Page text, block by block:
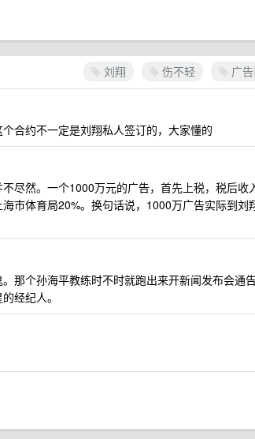
刘翔 伤不轻 广
合约不一定是刘翔私人签订的，大家懂的
尽然。一个1000万元的广告，首先上税，税后收
市体育局20%。换句话说，1000万广告实际到刘
那个孙海平教练时不时就跑出来开新闻发布会通
经纪人。